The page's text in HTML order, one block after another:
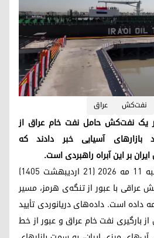
نفت‌کش عراق
یک نفت‌کش حامل نفت خام عراق از
آسیایی خبر دادند که
بر این آبراه راهبردی است.
رسانه‌های ایران روز دوشنبه ۱۱ مه ۲۰۲۶ (۲۱ اردیبهشت ۱۴۰۵)
با عبور از تنگه‌ی هرمز، مسیر
داده است. داده‌های دریانوردی تأیید
بارگیری نفت خام عراق و عبور از خط